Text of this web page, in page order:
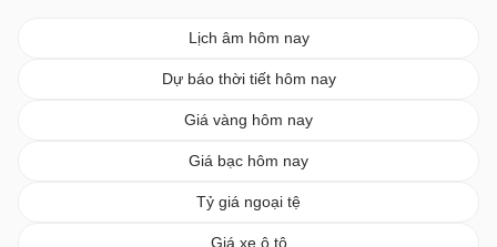
Lịch âm hôm nay
Dự báo thời tiết hôm nay
Giá vàng hôm nay
Giá bạc hôm nay
Tỷ giá ngoại tệ
Giá xe ô tô